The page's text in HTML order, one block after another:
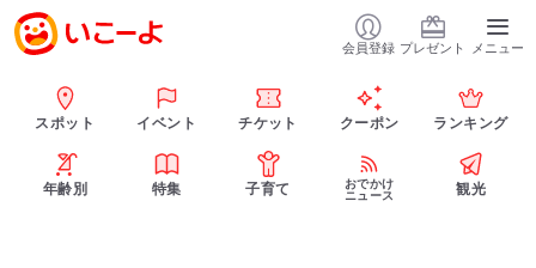
会員登録 プレゼント メニュー
スポット イベント チケット クーポン ランキング
年齢別 特集 子育て
おでかけ
ニュース
観光